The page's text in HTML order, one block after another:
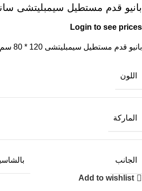
بانيو قدم مستطيل سيمبليتشى
Login to see prices
بانيو قدم مستطيل سيمبليتشى 120 * 80 سم سانى بيور
اللون
الماركة
الجانب
Add to wishlist